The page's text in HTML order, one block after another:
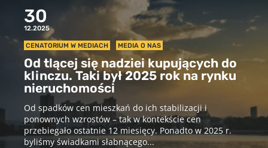
30
12.2025
CENATORIUM W MEDIACH MEDIA O NAS
Od tlącej się nadziei kupujących do
klinczu. Taki był 2025 rok na rynku
nieruchomości
Od spadków cen mieszkań do ich stabilizacji i
ponownych wzrostów – tak w kontekście cen
przebiegało ostatnie 12 miesięcy. Ponadto w 2025 r.
byliśmy świadkami słabnącego...
POBIERZ
Chcę otrzymywać treści o charakterze marketingowym drogą e-
mail od Cenatorium Sp. z o.o. z siedzibą w Warszawie. Mam
świadomość, że mogę zrezygnować z subskrypcji w każdej chwili.
Więcej informacji o przetwarzaniu moich danych dostępnych jest
wPolityce prywatności.